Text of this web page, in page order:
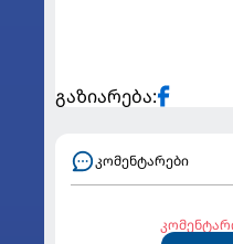
გაზიარება:
კომენტარები